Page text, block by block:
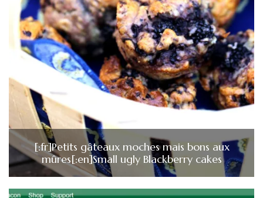
[:fr]Petits gâteaux moches mais bons aux
mûres[:en]Small ugly Blackberry cakes